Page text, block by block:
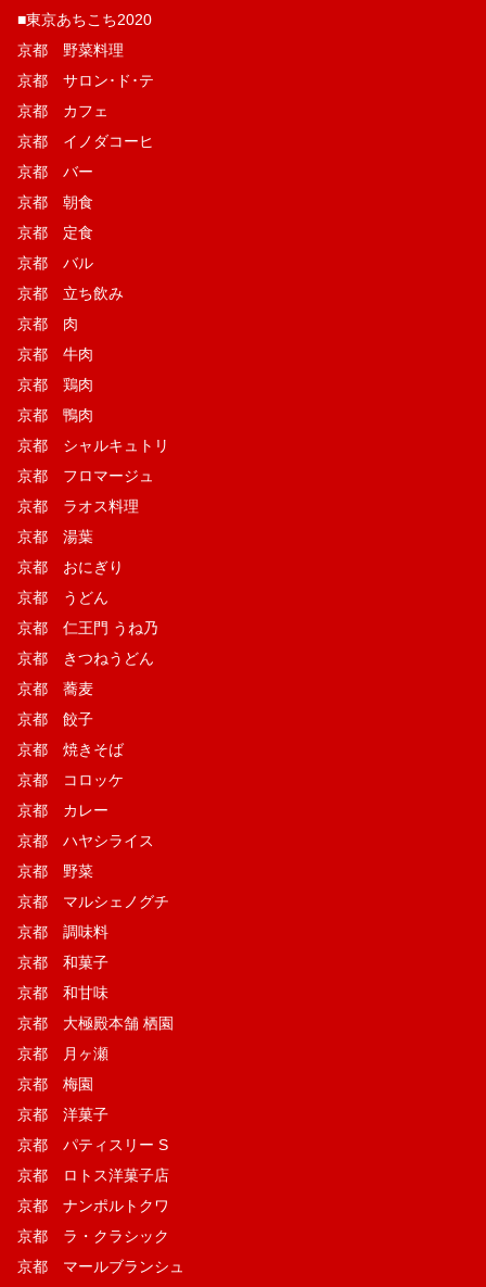
■東京あちこち2020
京都 野菜料理
京都 サロン･ド･テ
京都 カフェ
京都 イノダコーヒ
京都 バー
京都 朝食
京都 定食
京都 バル
京都 立ち飲み
京都 肉
京都 牛肉
京都 鶏肉
京都 鴨肉
京都 シャルキュトリ
京都 フロマージュ
京都 ラオス料理
京都 湯葉
京都 おにぎり
京都 うどん
京都 仁王門 うね乃
京都 きつねうどん
京都 蕎麦
京都 餃子
京都 焼きそば
京都 コロッケ
京都 カレー
京都 ハヤシライス
京都 野菜
京都 マルシェノグチ
京都 調味料
京都 和菓子
京都 和甘味
京都 大極殿本舗 栖園
京都 月ヶ瀬
京都 梅園
京都 洋菓子
京都 パティスリー S
京都 ロトス洋菓子店
京都 ナンポルトクワ
京都 ラ・クラシック
京都 マールブランシュ